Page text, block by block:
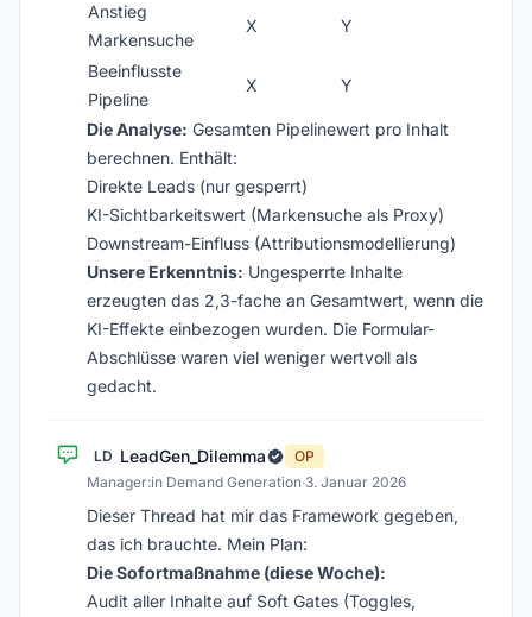
Anstieg
Markensuche
X Y
Beeinflusste
Pipeline
X Y
Die Analyse: Gesamten Pipelinewert pro Inhalt
berechnen. Enthält:
Direkte Leads (nur gesperrt)
KI-Sichtbarkeitswert (Markensuche als Proxy)
Downstream-Einfluss (Attributionsmodellierung)
Unsere Erkenntnis: Ungesperrte Inhalte
erzeugten das 2,3-fache an Gesamtwert, wenn die
KI-Effekte einbezogen wurden. Die Formular-
Abschlüsse waren viel weniger wertvoll als
gedacht.
LD LeadGen_Dilemma
OP
Manager:in Demand Generation·3. Januar 2026
Dieser Thread hat mir das Framework gegeben,
das ich brauchte. Mein Plan:
Die Sofortmaßnahme (diese Woche):
Audit aller Inhalte auf Soft Gates (Toggles,